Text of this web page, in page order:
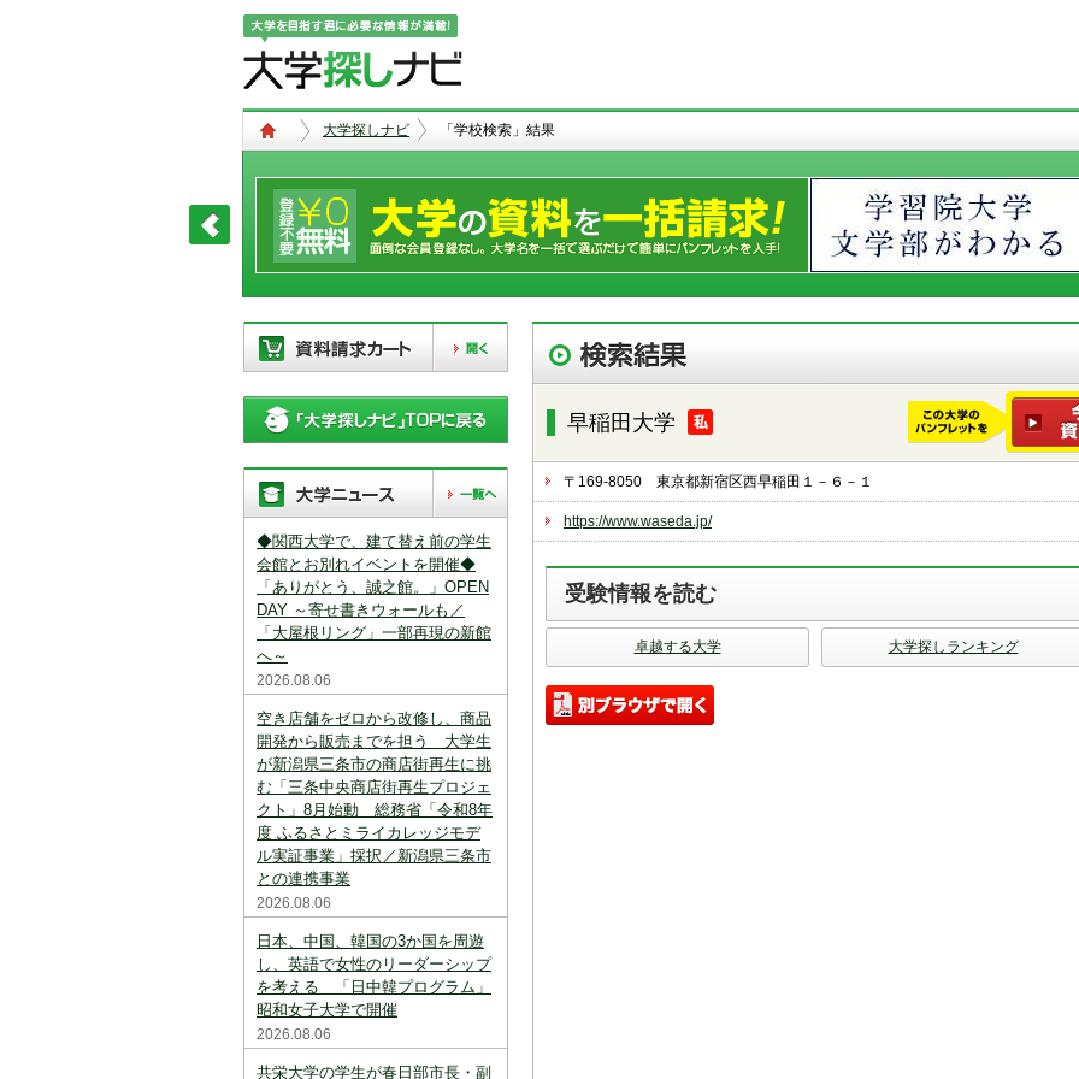
大学探しナビ 「学校検索」結果
現在、以下の学校を「資料請求カー
ト」に登録しています。「資料請求
カート」に登録できる学校は20校ま
リストから「削除」ボタンで登録を
削除して下さい。
「資料請求カート」の登録情報は、アクセ
スを中断すると消えてしまいます。ご注意
下さい。
※現在登録されている大学はありません。
※「資料請求カート」に登録できる学校は
20校までです。
◆関西大学で、建て替え前の学生
会館とお別れイベントを開催◆
「ありがとう、誠之館。」OPEN
DAY ～寄せ書きウォールも／
「大屋根リング」一部再現の新館
へ～
2026.08.06
空き店舗をゼロから改修し、商品
開発から販売までを担う 大学生
が新潟県三条市の商店街再生に挑
む「三条中央商店街再生プロジェ
クト」8月始動 総務省「令和8年
度 ふるさとミライカレッジモデ
ル実証事業」採択／新潟県三条市
との連携事業
2026.08.06
日本、中国、韓国の3か国を周遊
し、英語で女性のリーダーシップ
を考える 「日中韓プログラム」
昭和女子大学で開催
2026.08.06
共栄大学の学生が春日部市長・副
早稲田大学
〒169-8050 東京都新宿区西早稲田１－６－１
https://www.waseda.jp/
受験情報を読む
卓越する大学 大学探しランキング